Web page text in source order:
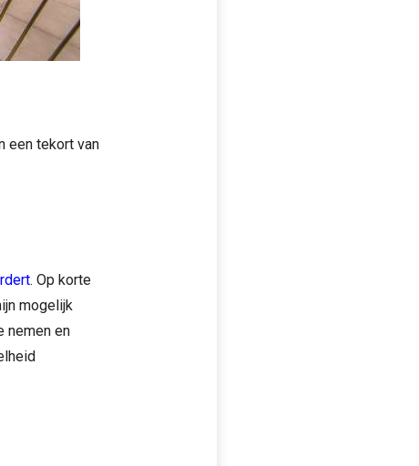
een tekort van
. Op korte
mogelijk
nemen en